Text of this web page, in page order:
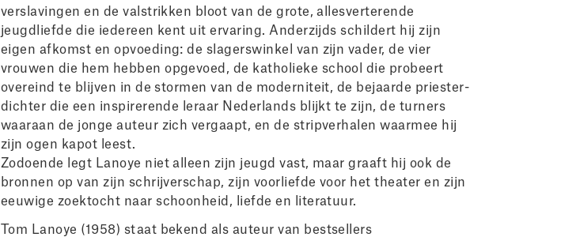
verslavingen en de valstrikken bloot van de grote, allesverterende
jeugdliefde die iedereen kent uit ervaring. Anderzijds schildert hij zijn
eigen afkomst en opvoeding: de slagerswinkel van zijn vader, de vier
vrouwen die hem hebben opgevoed, de katholieke school die probeert
overeind te blijven in de stormen van de moderniteit, de bejaarde priester-
dichter die een inspirerende leraar Nederlands blijkt te zijn, de turners
waaraan de jonge auteur zich vergaapt, en de stripverhalen waarmee hij
zijn ogen kapot leest.
Zodoende legt Lanoye niet alleen zijn jeugd vast, maar graaft hij ook de
bronnen op van zijn schrijverschap, zijn voorliefde voor het theater en zijn
eeuwige zoektocht naar schoonheid, liefde en literatuur.
Tom Lanoye (1958) staat bekend als auteur van bestsellers